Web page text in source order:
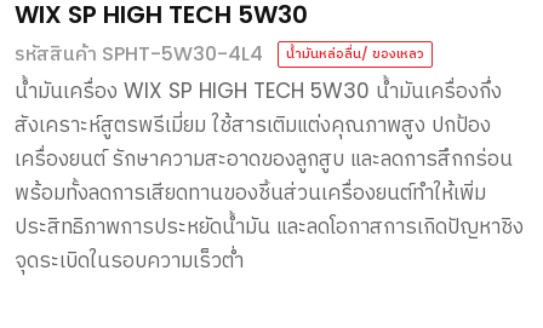
WIX SP HIGH TECH 5W30
รหัสสินค้า SPHT-5W30-4L4 น้ำมันหล่อลื่น/ ของเหลว
น้ำมันเครื่อง WIX SP HIGH TECH 5W30 น้ำมันเครื่องกึ่ง
สังเคราะห์สูตรพรีเมี่ยม ใช้สารเติมแต่งคุณภาพสูง ปกป้อง
เครื่องยนต์ รักษาความสะอาดของลูกสูบ และลดการสึกกร่อน
พร้อมทั้งลดการเสียดทานของชิ้นส่วนเครื่องยนต์ทำให้เพิ่ม
ประสิทธิภาพการประหยัดน้ำมัน และลดโอกาสการเกิดปัญหาชิง
จุดระเบิดในรอบความเร็วต่ำ